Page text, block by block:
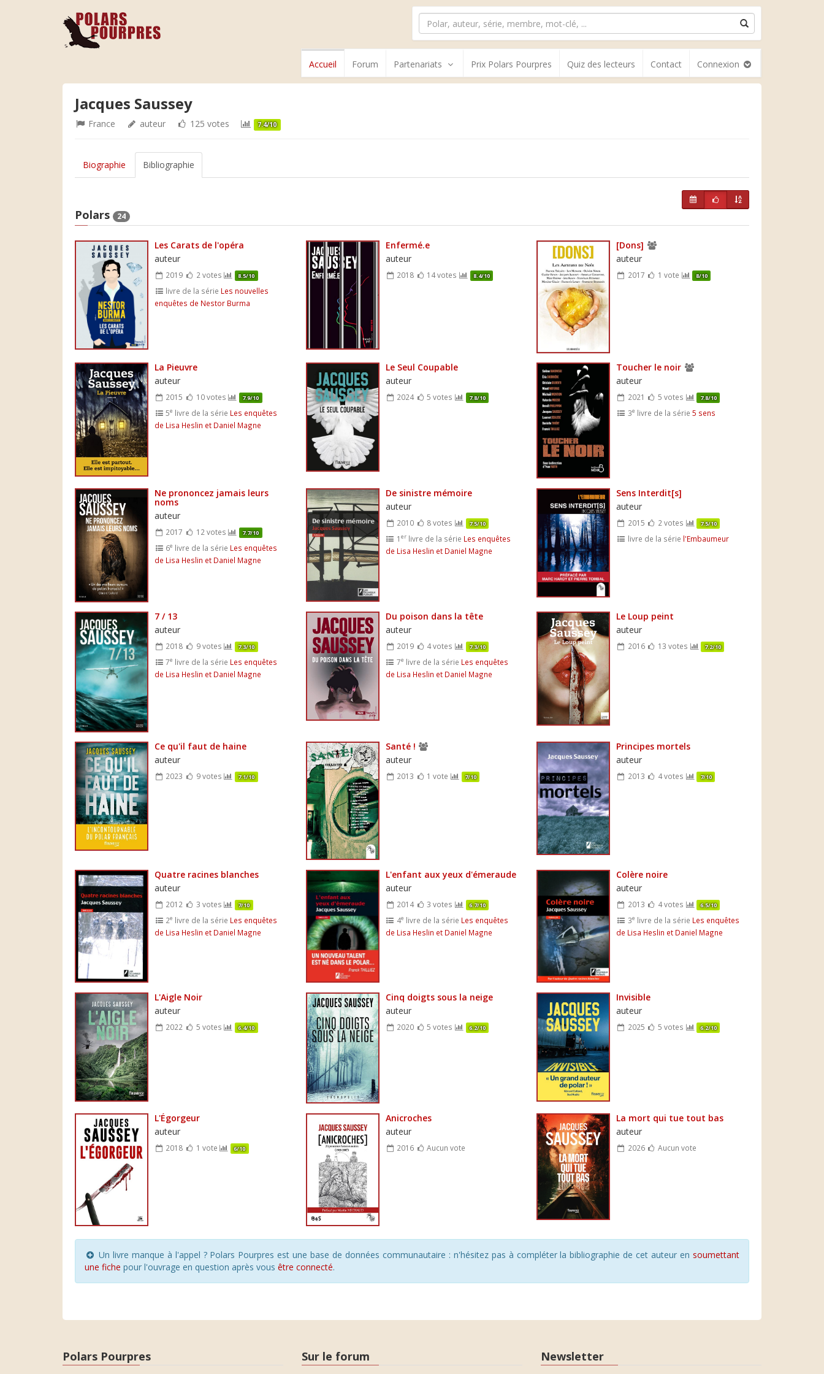
Accueil Forum Partenariats Prix Polars Pourpres Quiz des lecteurs Contact Connexion
Jacques Saussey
France auteur 125 votes 7.4/10
Biographie Bibliographie
Polars 24
Les Carats de l'opéra
auteur
2019 2 votes 8.5/10
livre de la série Les nouvelles
enquêtes de Nestor Burma
Enfermé.e
auteur
2018 14 votes 8.4/10
[Dons]
auteur
2017 1 vote 8/10
La Pieuvre
auteur
2015 10 votes 7.9/10
5e livre de la série Les enquêtes
de Lisa Heslin et Daniel Magne
Le Seul Coupable
auteur
2024 5 votes 7.8/10
Toucher le noir
auteur
2021 5 votes 7.8/10
3e livre de la série 5 sens
Ne prononcez jamais leurs
noms
auteur
2017 12 votes 7.7/10
6e livre de la série Les enquêtes
de Lisa Heslin et Daniel Magne
De sinistre mémoire
auteur
2010 8 votes 7.5/10
1 erlivre de la série Les enquêtes
de Lisa Heslin et Daniel Magne
Sens Interdit[s]
auteur
2015 2 votes 7.5/10
livre de la série l'Embaumeur
7 / 13
auteur
2018 9 votes 7.3/10
7e livre de la série Les enquêtes
de Lisa Heslin et Daniel Magne
Du poison dans la tête
auteur
2019 4 votes 7.3/10
7e livre de la série Les enquêtes
de Lisa Heslin et Daniel Magne
Le Loup peint
auteur
2016 13 votes 7.2/10
Ce qu'il faut de haine
auteur
2023 9 votes 7.1/10
Santé !
auteur
2013 1 vote 7/10
Principes mortels
auteur
2013 4 votes 7/10
Quatre racines blanches
auteur
2012 3 votes 7/10
2e livre de la série Les enquêtes
de Lisa Heslin et Daniel Magne
L'enfant aux yeux d'émeraude
auteur
2014 3 votes 6.7/10
4e livre de la série Les enquêtes
de Lisa Heslin et Daniel Magne
Colère noire
auteur
2013 4 votes 6.5/10
3e livre de la série Les enquêtes
de Lisa Heslin et Daniel Magne
L'Aigle Noir
auteur
2022 5 votes 6.4/10
Cinq doigts sous la neige
auteur
2020 5 votes 6.2/10
Invisible
auteur
2025 5 votes 6.2/10
L'Égorgeur
auteur
2018 1 vote 6/10
Anicroches
auteur
2016 Aucun vote
La mort qui tue tout bas
auteur
2026 Aucun vote
Un livre manque à l'appel ? Polars Pourpres est une base de données communautaire : n'hésitez pas à compléter la bibliographie de cet auteur en soumettant
une fiche pour l'ouvrage en question après vous être connecté.
Polars Pourpres Sur le forum Newsletter